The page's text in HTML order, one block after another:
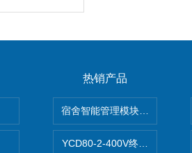
热销产品
宿舍智能管理模块DDEb2-20/
YCD80-2-400V终端电气综合